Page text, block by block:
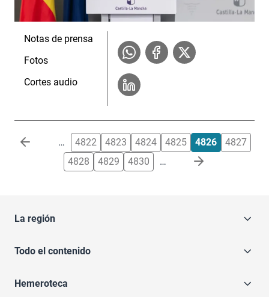
Notas de prensa
Fotos
Cortes audio
Paginación … 4822 4823 4824 4825 4826
4827
4828
4829 4830 …
La región
Todo el contenido
Hemeroteca